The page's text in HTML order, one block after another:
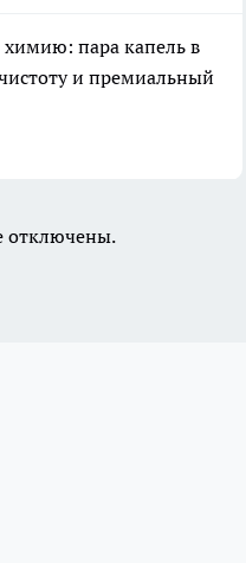
пара капель в
и премиальный
отключены.